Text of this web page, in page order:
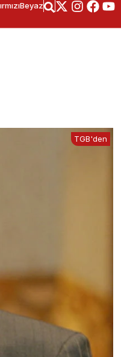
TGB'den